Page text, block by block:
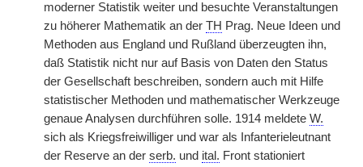
moderner Statistik weiter und besuchte Veranstaltungen
zu höherer Mathematik an der TH Prag. Neue Ideen und
Methoden aus England und Rußland überzeugten ihn,
daß Statistik nicht nur auf Basis von Daten den Status
der Gesellschaft beschreiben, sondern auch mit Hilfe
statistischer Methoden und mathematischer Werkzeuge
genaue Analysen durchführen solle. 1914 meldete W.
sich als Kriegsfreiwilliger und war als Infanterieleutnant
der Reserve an der serb. und ital. Front stationiert